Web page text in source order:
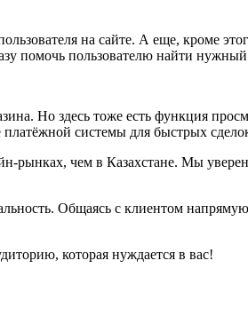
на сайте. А еще, кроме
помочь пользователю найти
Но здесь тоже есть функция
системы для быстрых
рынках, чем в Казахстане. Мы
Общаясь с клиентом
которая нуждается в вас!